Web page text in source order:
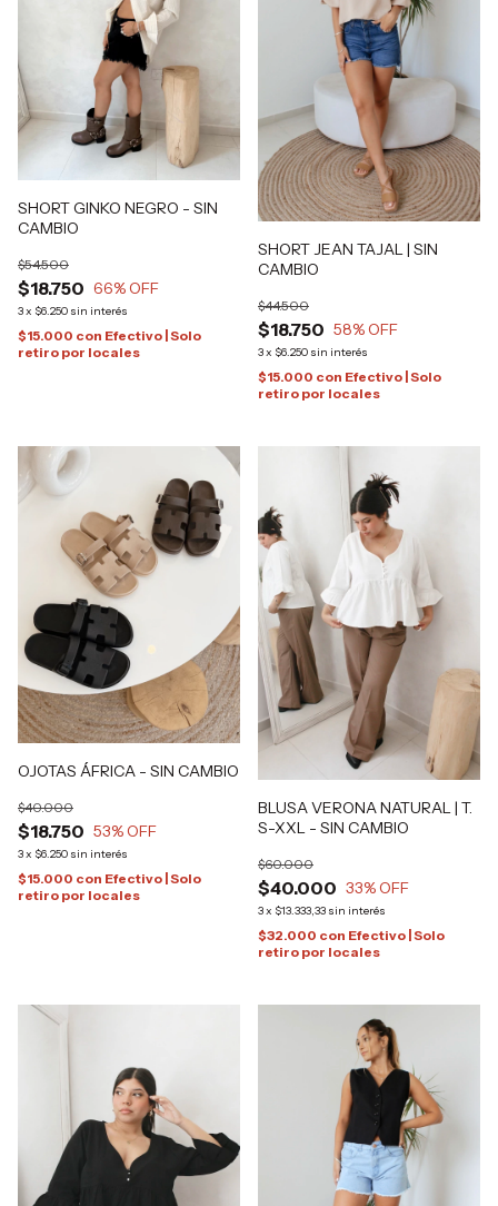
SHORT GINKO NEGRO - SIN
CAMBIO
$18.750
$54.500
66% OFF
3x $6.250 sin interés
$15.000 con Efectivo | Solo
retiro por locales
SHORT JEAN TAJAL | SIN
CAMBIO
$18.750
$44.500
58% OFF
3x $6.250 sin interés
$15.000 con Efectivo | Solo
retiro por locales
OJOTAS ÁFRICA - SIN CAMBIO
$18.750
$40.000
53% OFF
3x $6.250 sin interés
$15.000 con Efectivo | Solo
retiro por locales
BLUSA VERONA NATURAL | T.
S-XXL - SIN CAMBIO
$40.000
$60.000
33% OFF
3x $13.333,33 sin interés
$32.000 con Efectivo | Solo
retiro por locales